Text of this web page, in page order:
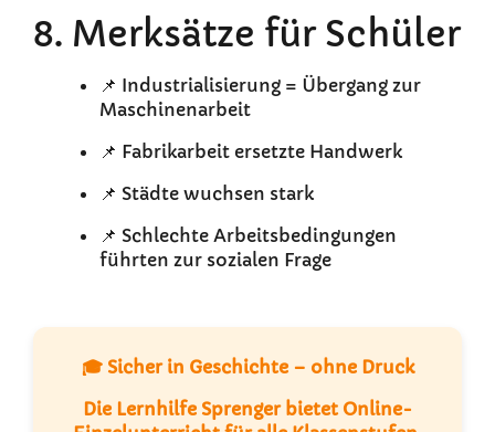
8. Merksätze für Schüler
📌 Industrialisierung = Übergang zur
Maschinenarbeit
📌 Fabrikarbeit ersetzte Handwerk
📌 Städte wuchsen stark
📌 Schlechte Arbeitsbedingungen
führten zur sozialen Frage
🎓 Sicher in Geschichte – ohne Druck
Die Lernhilfe Sprengerbietet Online-